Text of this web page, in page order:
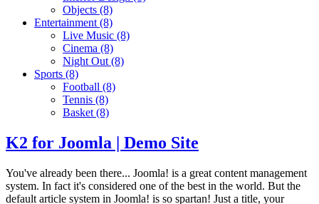
Objects (8)
Entertainment (8)
Live Music (8)
Cinema (8)
Night Out (8)
Sports (8)
Football (8)
Tennis (8)
Basket (8)
K2 for Joomla | Demo Site
You've already been there... Joomla! is a great content management
system. In fact it's considered one of the best in the world. But the
default article system in Joomla! is so spartan! Just a title, your